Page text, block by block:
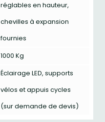
réglables en hauteur,
chevilles à expansion
fournies
1000 Kg
Éclairage LED, supports
vélos et appuis cycles
(sur demande de devis)